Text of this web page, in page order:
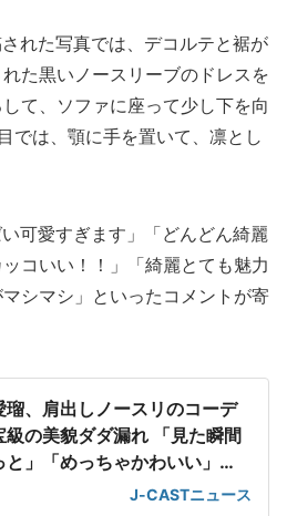
れた写真では、デコルテと裾が
た黒いノースリーブのドレスを
て、ソファに座って少し下を向
では、顎に手を置いて、凛とし
可愛すぎます」「どんどん綺麗
コいい！！」「綺麗とても魅力
シマシ」といったコメントが寄
瑠、肩出しノースリのコーデ
級の美貌ダダ漏れ 「見た瞬間
と」「めっちゃかわいい」
J-CASTニュース